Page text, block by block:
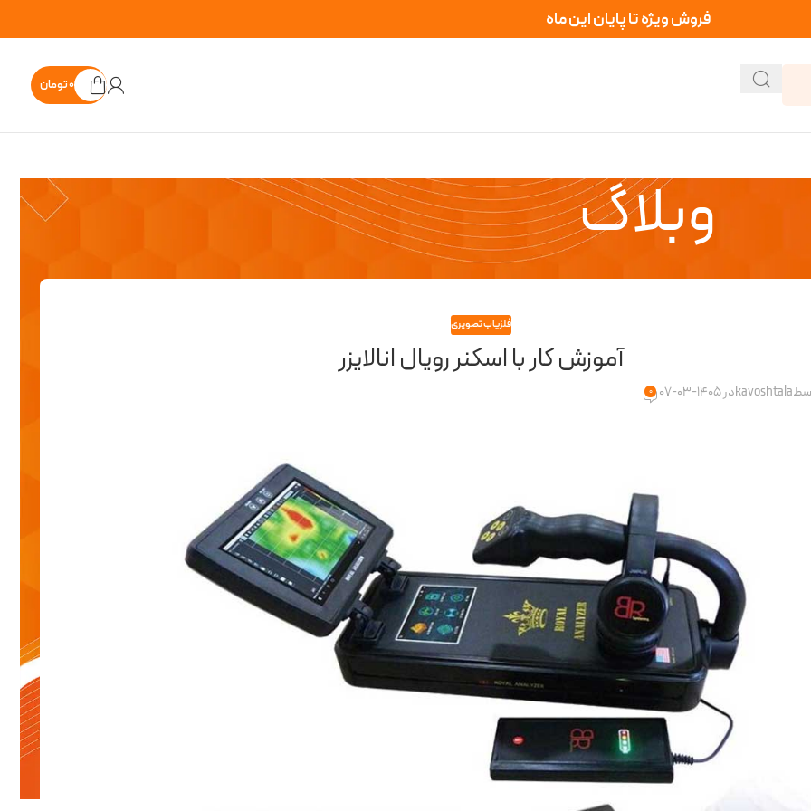
فروش ویژه تا پایان این ماه
۰تومان
وبلاگ
فلزیاب تصویری
آموزش کار با اسکنر رویال انالایزر
kavoshtalaدر 1405-03-07 0